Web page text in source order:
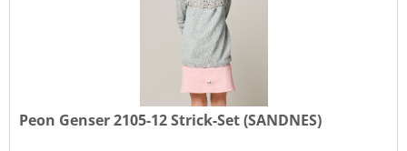
Peon Genser 2105-12 Strick-Set (SANDNES)